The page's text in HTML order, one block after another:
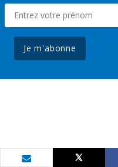
Je m'abonne